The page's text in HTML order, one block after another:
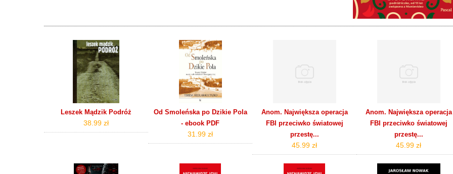
Leszek Mądzik Podróż
38.99 zł
Od Smoleńska po Dzikie Pola
- ebook PDF
31.99 zł
Anom. Największa operacja
FBI przeciwko światowej
przestę...
45.99 zł
Anom. Największa operacja
FBI przeciwko światowej
przestę...
45.99 zł